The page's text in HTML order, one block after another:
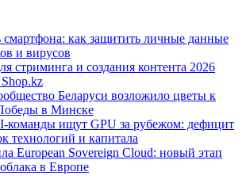
смартфона: как защитить личные данные
и вирусов
стриминга и создания контента 2026
Беларуси возложило цветы к
в Минске
команды ищут GPU за рубежом: дефицит
технологий и капитала
European Sovereign Cloud: новый этап
в Европе